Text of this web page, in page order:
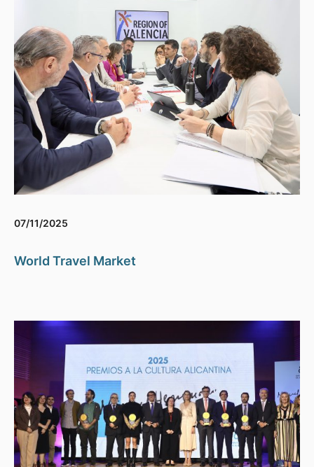
07/11/2025
World Travel Market